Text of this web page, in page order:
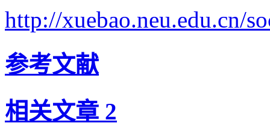
http://xuebao.neu.edu.cn/
参考文献
相关文章 2